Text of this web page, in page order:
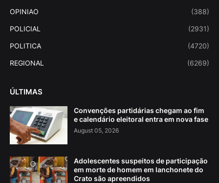
OPINIAO (388)
POLICIAL (2931)
POLITICA (4720)
REGIONAL (6269)
ÚLTIMAS
Convenções partidárias chegam ao fim
e calendário eleitoral entra em nova fase
August 05, 2026
Adolescentes suspeitos de participação
em morte de homem em lanchonete do
Crato são apreendidos